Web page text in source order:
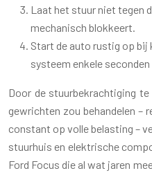
Laat het stuur niet tegen
mechanisch blokkeert.
Start de auto rustig op bij
systeem enkele
Door de stuurbekrachtiging
gewrichten zou behandelen –
constant op volle belasting –
stuurhuis en elektrische
Ford Focus die al wat jaren